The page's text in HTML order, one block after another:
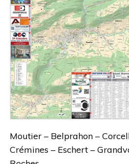
Moutier – Belprahon –
Crémines – Eschert –